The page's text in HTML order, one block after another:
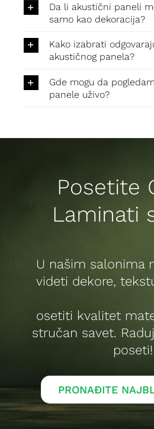
Da li akustični paneli
samo kao dekoracija?
Kako izabrati
akustičnog panela?
Gde mogu da
panele uživo?
Posetite
Laminati
U našim salonima
videti dekore,
osetiti kvalitet
stručan savet.
poseti!
PRONAĐITE